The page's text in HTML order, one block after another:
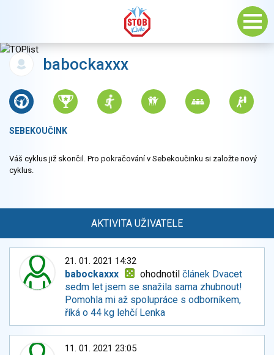
babockaxxx
SEBEKOUČINK
Váš cyklus již skončil. Pro pokračování v Sebekoučinku si založte nový
cyklus.
AKTIVITA UŽIVATELE
21. 01. 2021 14:32
babockaxxx ohodnotilčlánek Dvacet
sedm let jsem se snažila sama zhubnout!
Pomohla mi až spolupráce s odborníkem,
říká o 44 kg lehčí Lenka
11. 01. 2021 23:05